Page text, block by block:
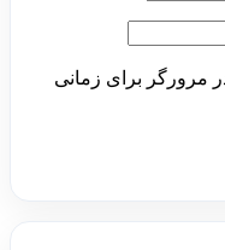
مرورگر برای زمانی